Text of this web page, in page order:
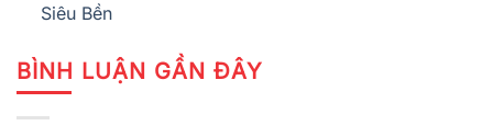
Siêu Bền
BÌNH LUẬN GẦN ĐÂY